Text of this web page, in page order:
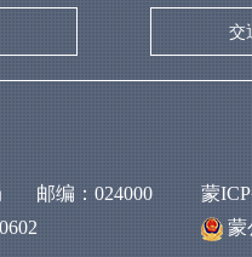
交
邮编：024000
蒙
蒙